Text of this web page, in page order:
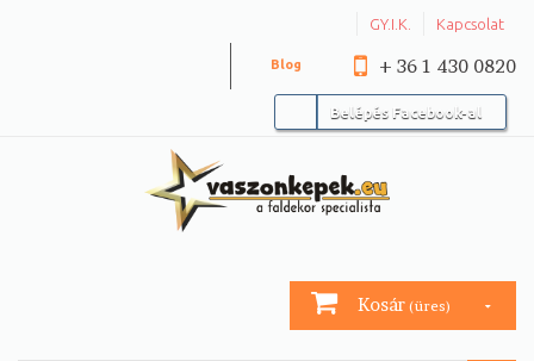
GY.I.K. Kapcsolat
+ 36 1 430 0820
Blog
Belépés Facebook-al
Kosár (üres)